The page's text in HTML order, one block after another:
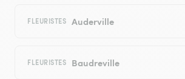
FLEURISTES Auderville
FLEURISTES Baudreville